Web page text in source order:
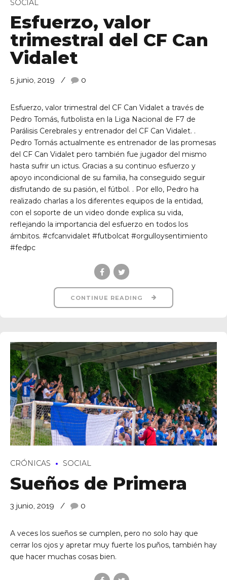
SOCIAL
Esfuerzo, valor
trimestral del CF Can
Vidalet
5 junio, 2019 0
Esfuerzo, valor trimestral del CF Can Vidalet a través de
Pedro Tomás, futbolista en la Liga Nacional de F7 de
Parálisis Cerebrales y entrenador del CF Can Vidalet. .
Pedro Tomás actualmente es entrenador de las promesas
del CF Can Vidalet pero también fue jugador del mismo
hasta sufrir un ictus. Gracias a su continuo esfuerzo y
apoyo incondicional de su familia, ha conseguido seguir
disfrutando de su pasión, el fútbol. . Por ello, Pedro ha
realizado charlas a los diferentes equipos de la entidad,
con el soporte de un video donde explica su vida,
reflejando la importancia del esfuerzo en todos los
ámbitos. #cfcanvidalet #futbolcat #orgulloysentimiento
#fedpc
CONTINUE READING
CRÓNICAS SOCIAL
Sueños de Primera
3 junio, 2019 0
A veces los sueños se cumplen, pero no solo hay que
cerrar los ojos y apretar muy fuerte los puños, también hay
que hacer muchas cosas bien.